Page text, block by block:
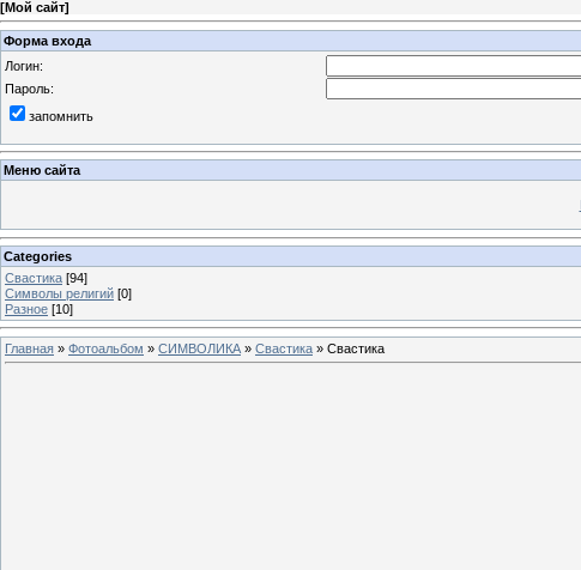
[Мой сайт]
Форма входа
Логин:
Пароль:
запомнить
Меню сайта
Categories
Свастика [94]
Символы религий [0]
Разное [10]
Главная » Фотоальбом » СИМВОЛИКА » Свастика » Свастика